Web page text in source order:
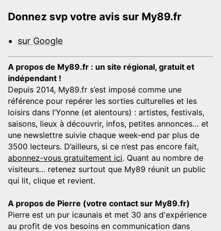
Donnez svp votre avis sur My89.fr
sur Google
A propos de My89.fr : un site régional, gratuit et
indépendant !
Depuis 2014, My89.fr s’est imposé comme une
référence pour repérer les sorties culturelles et les
loisirs dans l’Yonne (et alentours) : artistes, festivals,
saisons, lieux à découvrir, infos, petites annonces… et
une newslettre suivie chaque week-end par plus de
3500 lecteurs. D’ailleurs, si ce n’est pas encore fait,
abonnez-vous gratuitement ici. Quant au nombre de
visiteurs… retenez surtout que My89 réunit un public
qui lit, clique et revient.
A propos de Pierre (votre contact sur My89.fr)
Pierre est un pur icaunais et met 30 ans d'expérience
au profit de vos besoins en communication dans